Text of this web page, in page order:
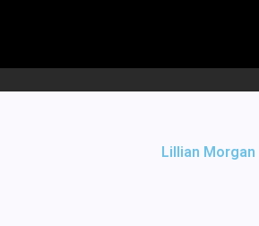
Lillian Morgan